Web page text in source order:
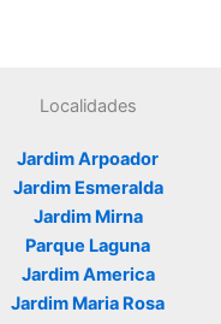
Localidades
Jardim Arpoador
Jardim Esmeralda
Jardim Mirna
Parque Laguna
Jardim America
Jardim Maria Rosa